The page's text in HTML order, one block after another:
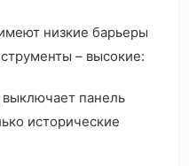
низкие барьеры
– высокие:
панель
исторические